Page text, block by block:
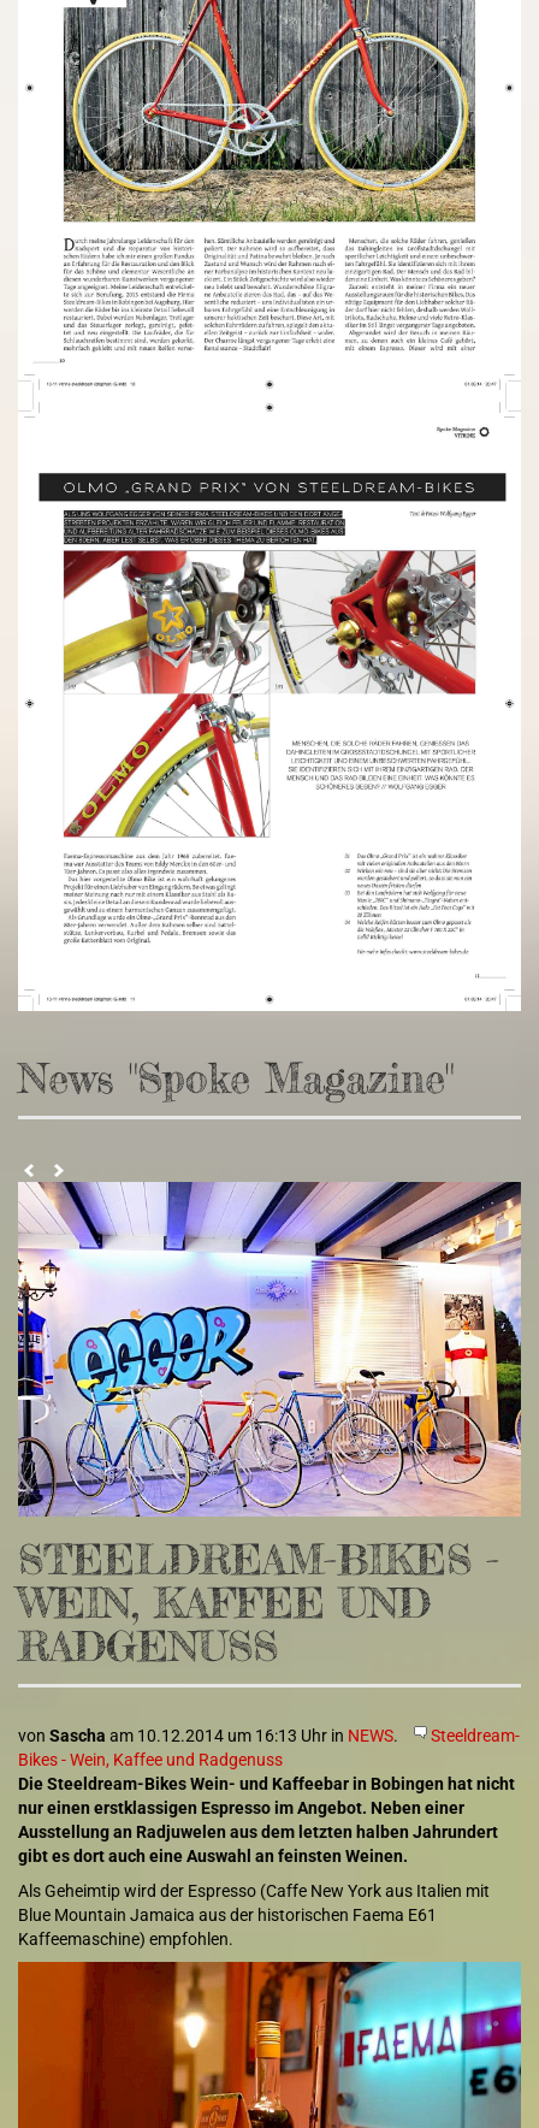
News "Spoke Magazine"
STEELDREAM-BIKES -
WEIN, KAFFEE UND
RADGENUSS
von Sascha am 10.12.2014 um 16:13 Uhr in NEWS.
Steeldream-
Bikes - Wein, Kaffee und Radgenuss
Die Steeldream-Bikes Wein- und Kaffeebar in Bobingen hat nicht
nur einen erstklassigen Espresso im Angebot. Neben einer
Ausstellung an Radjuwelen aus dem letzten halben Jahrundert
gibt es dort auch eine Auswahl an feinsten Weinen.
Als Geheimtip wird der Espresso (Caffe New York aus Italien mit
Blue Mountain Jamaica aus der historischen Faema E61
Kaffeemaschine) empfohlen.